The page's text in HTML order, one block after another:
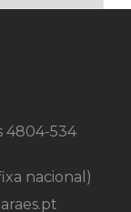
4804-534
nacional)